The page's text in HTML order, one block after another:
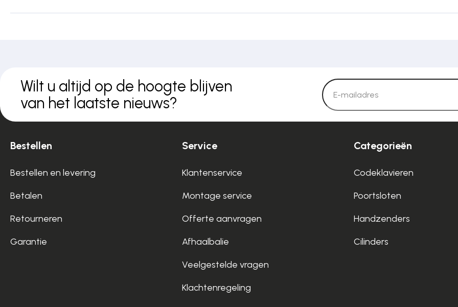
Wilt u altijd op de hoogte blijven
van het laatste nieuws?
Bestellen
Bestellen en levering
Betalen
Retourneren
Garantie
Service
Klantenservice
Montage service
Offerte aanvragen
Afhaalbalie
Veelgestelde vragen
Klachtenregeling
Categorieën
Codeklavieren
Poortsloten
Handzenders
Cilinders